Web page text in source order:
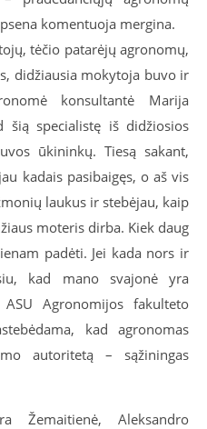
komentuoja mergina.
tėčio patarėjų agronomų,
didžiausia mokytoja buvo ir
konsultantė Marija
šią specialistę iš didžiosios
ūkininkų. Tiesą sakant,
kadais pasibaigęs, o aš vis
laukus ir stebėjau, kaip
moteris dirba. Kiek daug
padėti. Jei kada nors ir
kad mano svajonė yra
Agronomijos fakulteto
kad agronomas
autoritetą – sąžiningas
Žemaitienė, Aleksandro